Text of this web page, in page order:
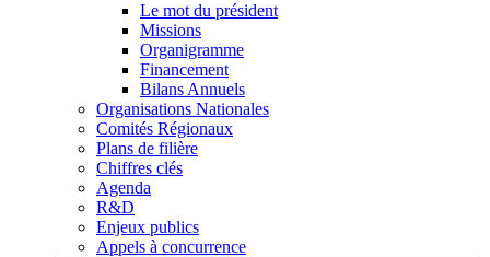
Le mot du président
Missions
Organigramme
Financement
Bilans Annuels
Organisations Nationales
Comités Régionaux
Plans de filière
Chiffres clés
Agenda
R&D
Enjeux publics
Appels à concurrence